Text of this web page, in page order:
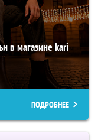
в магазине kari
ПОДРОБНЕЕ